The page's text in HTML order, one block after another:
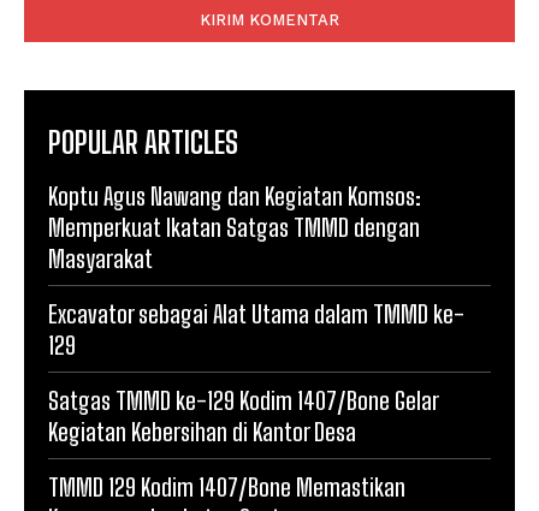
POPULAR ARTICLES
Koptu Agus Nawang dan Kegiatan Komsos:
Memperkuat Ikatan Satgas TMMD dengan
Masyarakat
Excavator sebagai Alat Utama dalam TMMD ke-
129
Satgas TMMD ke-129 Kodim 1407/Bone Gelar
Kegiatan Kebersihan di Kantor Desa
TMMD 129 Kodim 1407/Bone Memastikan